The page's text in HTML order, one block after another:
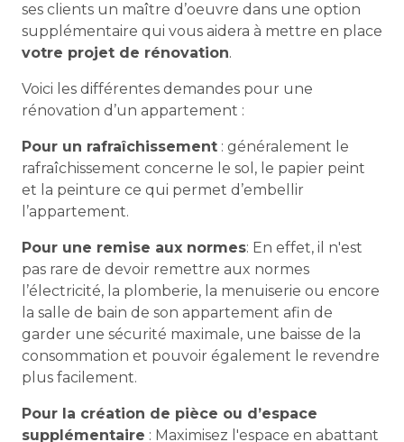
ses clients un maître d’oeuvre dans une option
supplémentaire qui vous aidera à mettre en place
votre projet de rénovation.
Voici les différentes demandes pour une
rénovation d’un appartement :
Pour un rafraîchissement : généralement le
rafraîchissement concerne le sol, le papier peint
et la peinture ce qui permet d’embellir
l’appartement.
Pour une remise aux normes: En effet, il n'est
pas rare de devoir remettre aux normes
l’électricité, la plomberie, la menuiserie ou encore
la salle de bain de son appartement afin de
garder une sécurité maximale, une baisse de la
consommation et pouvoir également le revendre
plus facilement.
Pour la création de pièce ou d’espace
supplémentaire : Maximisez l'espace en abattant